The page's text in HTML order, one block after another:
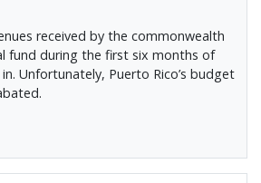
received by the commonwealth
fund during the first six months of
Unfortunately, Puerto Rico’s budget